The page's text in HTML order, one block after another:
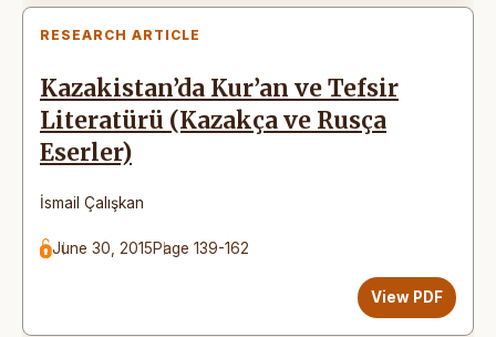
RESEARCH ARTICLE
Kazakistan’da Kur’an ve Tefsir
Literatürü (Kazakça ve Rusça
Eserler)
İsmail Çalışkan
June 30, 2015Page 139-162
View PDF